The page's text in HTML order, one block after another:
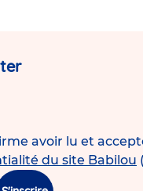
avoir lu et
du site Babilou